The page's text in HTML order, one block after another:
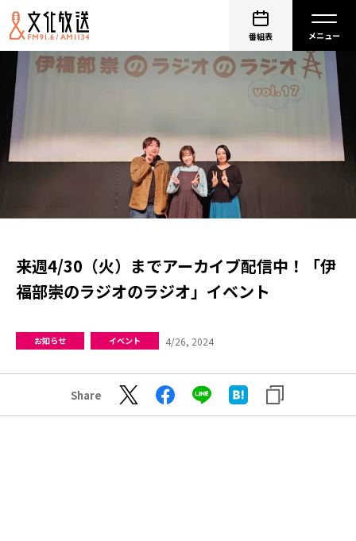
番組表
来週4/30（火）までアーカイブ配信中！「伊
福部崇のラジオのラジオ」イベント
お知らせ イベント 4/26, 2024
Share